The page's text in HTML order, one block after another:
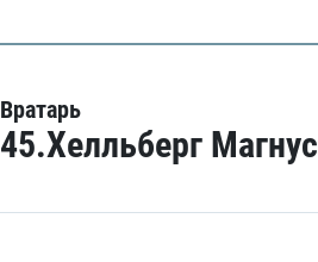
Вратарь
45.Хелльберг Магнус